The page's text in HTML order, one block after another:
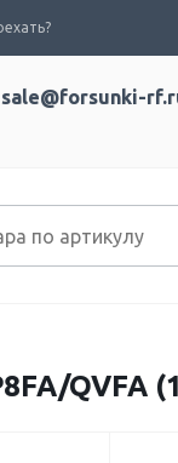
sale@forsunki-
QVFA